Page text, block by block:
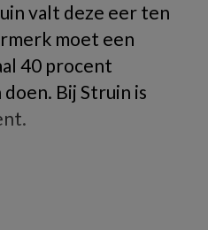
valt deze eer ten
moet een
40 procent
Bij Struin is